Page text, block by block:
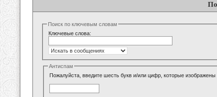
Поиск по ключевым словам
Ключевые слова:
Антиспам
Пожалуйста, введите шесть букв и/или цифр, которые изображены